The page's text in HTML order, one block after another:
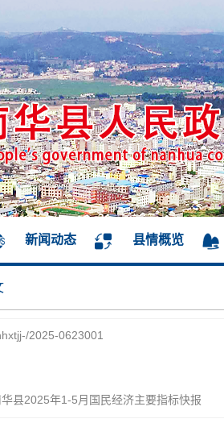
新闻动态 县情概览
2025-0623001
2025年1-5月国民经济主要指标快报